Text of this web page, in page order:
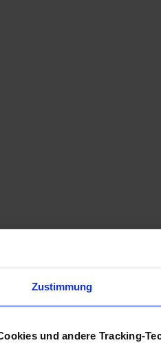
Zustimmung
und andere Tracking-